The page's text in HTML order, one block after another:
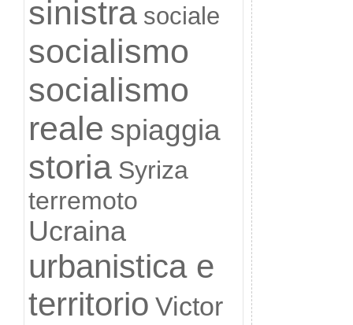
sinistra sociale
socialismo
socialismo
reale spiaggia
storia Syriza
terremoto
Ucraina
urbanistica e
territorio Victor